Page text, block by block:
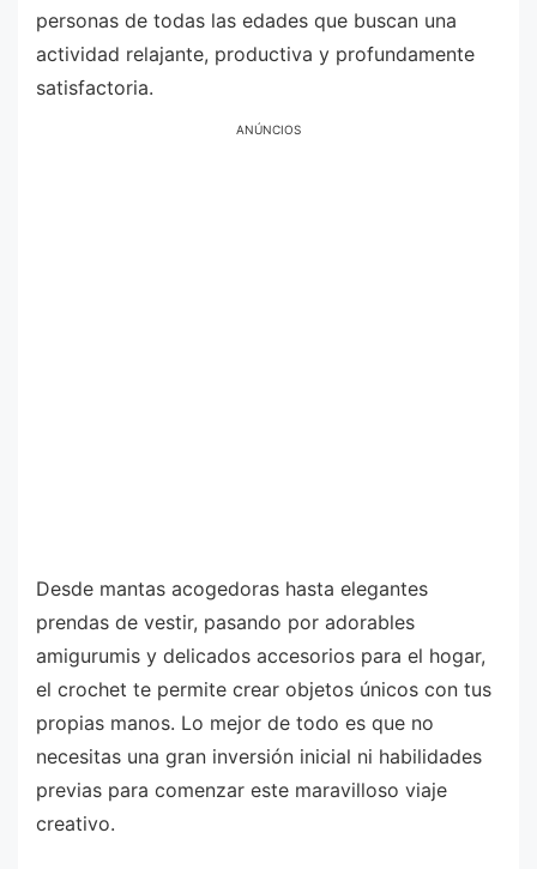
personas de todas las edades que buscan una
actividad relajante, productiva y profundamente
satisfactoria.
ANÚNCIOS
Desde mantas acogedoras hasta elegantes
prendas de vestir, pasando por adorables
amigurumis y delicados accesorios para el hogar,
el crochet te permite crear objetos únicos con tus
propias manos. Lo mejor de todo es que no
necesitas una gran inversión inicial ni habilidades
previas para comenzar este maravilloso viaje
creativo.